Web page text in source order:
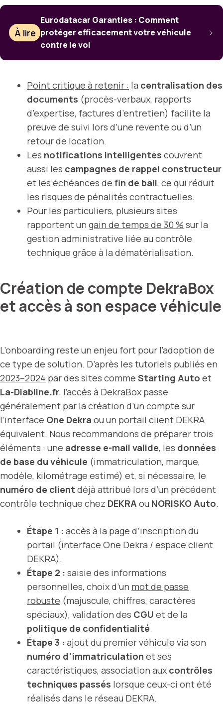
À lire
Eurodatacar Garanties : Comment
protéger efficacement votre véhicule
contre le vol
Point critique à retenir : la centralisation des
documents (procès-verbaux, rapports
d’expertise, factures d’entretien) facilite la
preuve de suivi lors d’une revente ou d’un
retour de location.
Les notifications intelligentes couvrent
aussi les campagnes de rappel constructeur
et les échéances de fin de bail, ce qui réduit
les risques de pénalités contractuelles.
Pour les particuliers, plusieurs sites
rapportent un gain de temps de 30 % sur la
gestion administrative liée au contrôle
technique grâce à la dématérialisation.
Création de compte DekraBox
et accès à son espace véhicule
L’onboarding reste un enjeu fort pour l’adoption de
ce type de solution. D’après les tutoriels publiés en
2023–2024 par des sites comme Starting Auto et
La-Diabline.fr, l’accès à DekraBox passe
généralement par la création d’un compte sur
l’interface One Dekra ou un portail client DEKRA
équivalent. Nous recommandons de préparer trois
éléments : une adresse e-mail valide, les données
de base du véhicule (immatriculation, marque,
modèle, kilométrage estimé) et, si nécessaire, le
numéro de client déjà attribué lors d’un précédent
contrôle technique chez DEKRA ou NORISKO Auto.
Étape 1 : accès à la page d’inscription du
portail (interface One Dekra / espace client
DEKRA).
Étape 2 : saisie des informations
personnelles, choix d’un mot de passe
robuste (majuscule, chiffres, caractères
spéciaux), validation des CGU et de la
politique de confidentialité.
Étape 3 : ajout du premier véhicule via son
numéro d’immatriculation et ses
caractéristiques, association aux contrôles
techniques passés lorsque ceux-ci ont été
réalisés dans le réseau DEKRA.